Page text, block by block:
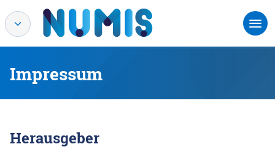
Impressum
Herausgeber